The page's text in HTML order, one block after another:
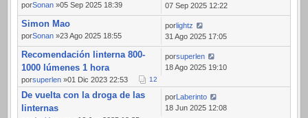
porSonan »05 Sep 2025 18:39
07 Sep 2025 12:22
Simon Mao
porSonan »23 Ago 2025 18:55
porlightz
31 Ago 2025 17:05
Recomendación linterna 800-
1000 lúmenes 1 hora
porsuperlen »01 Dic 2023 22:53 12
porsuperlen
18 Ago 2025 19:10
De vuelta con la droga de las
linternas
por Laberinto
18 Jun 2025 12:08